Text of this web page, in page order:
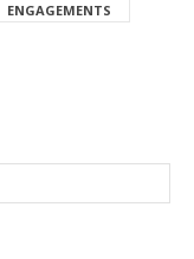
ENGAGEMENTS